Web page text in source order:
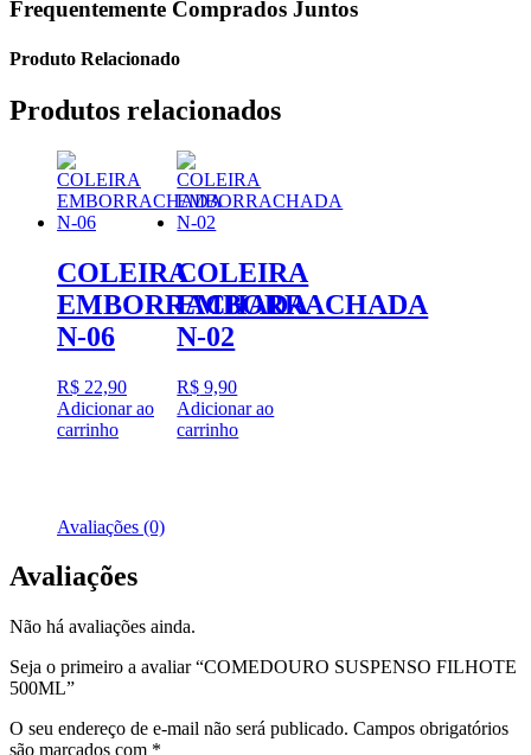
Frequentemente Comprados Juntos
Produto Relacionado
Produtos relacionados
COLEIRA
EMBORRACHADA
N-06
R$ 22,90
Adicionar ao
carrinho
COLEIRA
EMBORRACHADA
N-02
R$ 9,90
Adicionar ao
carrinho
Avaliações (0)
Avaliações
Não há avaliações ainda.
Seja o primeiro a avaliar “COMEDOURO SUSPENSO FILHOTE
500ML”
O seu endereço de e-mail não será publicado. Campos obrigatórios
são marcados com *